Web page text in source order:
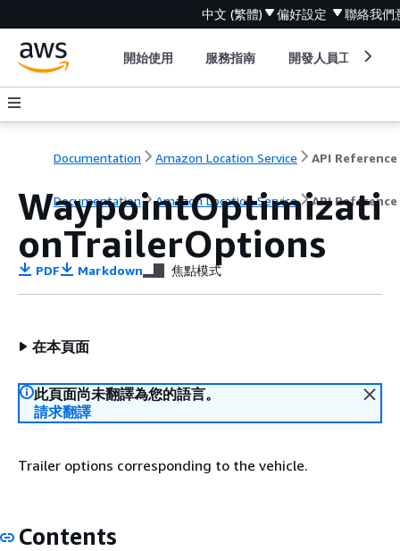
中文 (繁體) 偏好設定 聯絡我們
開始使用 服務指南 開發人員工具
Documentation Amazon Location Service API Reference
Documentation Amazon Location Service API Reference
WaypointOptimizati
onTrailerOptions
PDF Markdown 焦點模式
在本頁面
此頁面尚未翻譯為您的語言。
請求翻譯
Trailer options corresponding to the vehicle.
Contents